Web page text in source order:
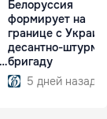
Белоруссия
формирует на
границе с
десантно-
бригаду
5 дней назад